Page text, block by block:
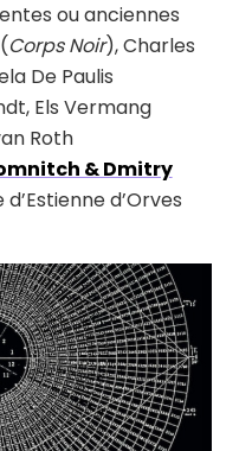
ou anciennes
Corps Noir), Charles
De Paulis
Els Vermang
Roth
& Dmitry
d’Estienne d’Orves